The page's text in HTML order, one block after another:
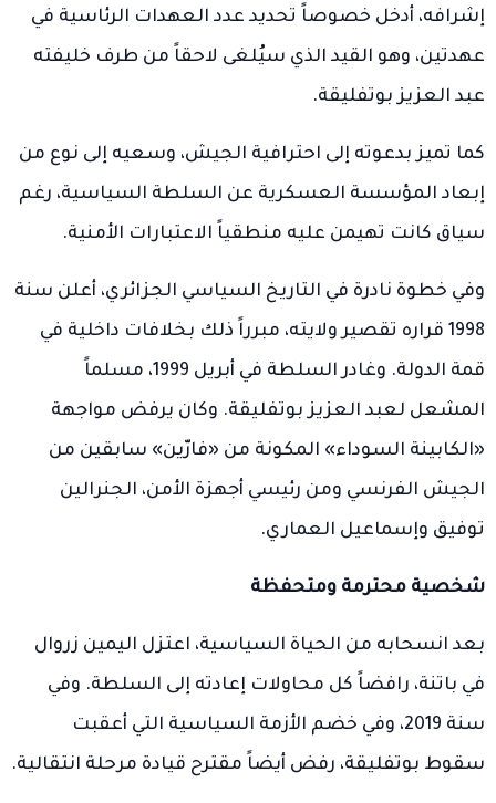
إشرافه، أدخل خصوصاً تحديد عدد العهدات الرئاسية في
عهدتين، وهو القيد الذي سيُلغى لاحقاً من طرف خليفته
عبد العزيز بوتفليقة.
كما تميز بدعوته إلى احترافية الجيش، وسعيه إلى نوع من
إبعاد المؤسسة العسكرية عن السلطة السياسية، رغم
سياق كانت تهيمن عليه منطقياً الاعتبارات الأمنية.
وفي خطوة نادرة في التاريخ السياسي الجزائري، أعلن سنة
1998 قراره تقصير ولايته، مبرراً ذلك بخلافات داخلية في
قمة الدولة. وغادر السلطة في أبريل 1999، مسلماً
المشعل لعبد العزيز بوتفليقة. وكان يرفض مواجهة
«الكابينة السوداء» المكونة من «فارّين» سابقين من
الجيش الفرنسي ومن رئيسي أجهزة الأمن، الجنرالين
توفيق وإسماعيل العماري.
شخصية محترمة ومتحفظة
بعد انسحابه من الحياة السياسية، اعتزل اليمين زروال
في باتنة، رافضاً كل محاولات إعادته إلى السلطة. وفي
سنة 2019، وفي خضم الأزمة السياسية التي أعقبت
سقوط بوتفليقة، رفض أيضاً مقترح قيادة مرحلة انتقالية.